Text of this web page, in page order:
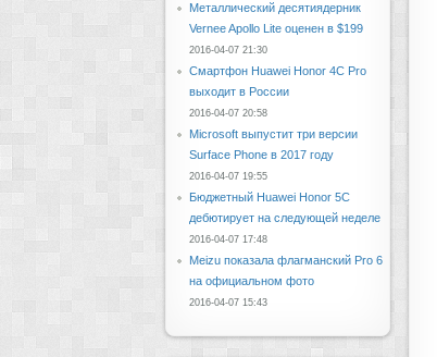
Металлический десятиядерник
Vernee Apollo Lite оценен в $199
2016-04-07 21:30
Смартфон Huawei Honor 4C Pro
выходит в России
2016-04-07 20:58
Microsoft выпустит три версии
Surface Phone в 2017 году
2016-04-07 19:55
Бюджетный Huawei Honor 5C
дебютирует на следующей неделе
2016-04-07 17:48
Meizu показала флагманский Pro 6
на официальном фото
2016-04-07 15:43